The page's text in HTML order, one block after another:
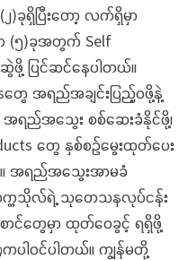
၂)ခုရှိပြီးတော့ လက်ရှိမှာ
ာ (၅)ခုအတွက် Self
ဆွဲဖို့ ပြင်ဆင်နေပါတယ်။
ေ အရည်အချင်းပြည့်ဝဖို့နဲ့
ရည်အသွေး စစ်ဆေးခံနိုင်ဖို့၊
တွေ နှစ်စဉ်မွေးထုတ်ပေး
အရည်အသွေးအာမခံ
တက္ကသိုလ်ရဲ့ သုတေသနလုပ်ငန်း
င်တွေမှာ ထုတ်ဝေခွင့် ရရှိဖို့
ပါဝင်ပါတယ်။ ကျွန်မတို့